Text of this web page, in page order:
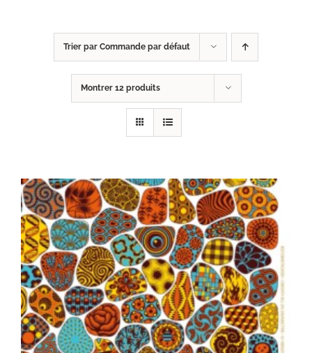
Trier par Commande par défaut
Montrer 12 produits